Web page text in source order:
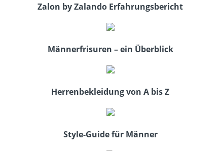
Zalon by Zalando Erfahrungsbericht
Männerfrisuren – ein Überblick
Herrenbekleidung von A bis Z
Style-Guide für Männer